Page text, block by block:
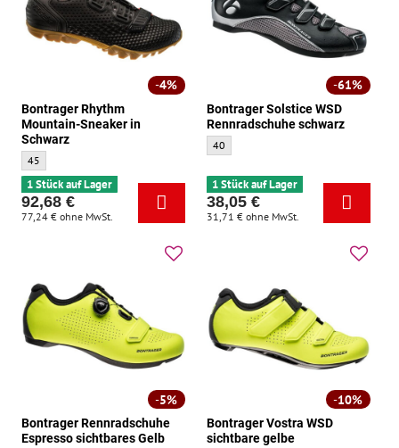
4%
Bontrager Rhythm
Mountain-Sneaker in
Schwarz
Bontrager Rhythm Mountain-Sneaker in Schwarz - Größe:
45
1 Stück auf Lager
92,68 €
77,24 € ohne MwSt.
61%
Bontrager Solstice WSD
Rennradschuhe schwarz
Bontrager Solstice WSD Rennradschuhe
40
1 Stück auf Lager
38,05 €
31,71 € ohne MwSt.
5%
Bontrager Rennradschuhe
Espresso sichtbares Gelb
10%
Bontrager Vostra WSD
sichtbare gelbe